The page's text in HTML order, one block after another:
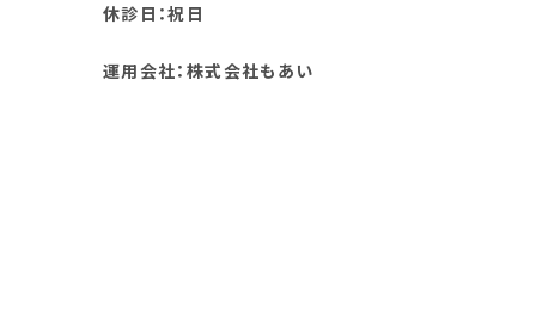
休診日：祝日
運用会社：株式会社もあい